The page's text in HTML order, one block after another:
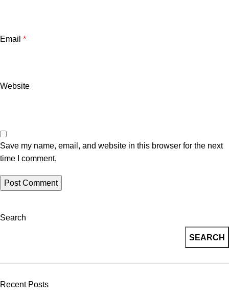
Email *
Website
Save my name, email, and website in this browser for the next
time I comment.
Search
SEARCH
Recent Posts